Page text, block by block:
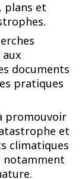
plans et
documents
pratiques
promouvoir
et
climatiques
notamment